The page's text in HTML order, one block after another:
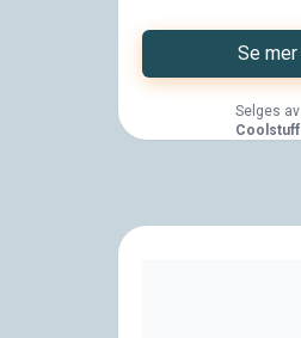
Se mer
Selges av
Coolstuff